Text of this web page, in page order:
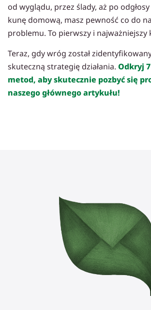
od wyglądu, przez ślady, aż po
kunę domową, masz pewność co do
problemu. To pierwszy i najważniejszy
Teraz, gdy wróg został
skuteczną strategię działania. Odkryj
metod, aby skutecznie pozbyć się
naszego głównego artykułu!